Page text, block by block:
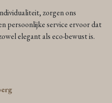
zorgen ons
persoonlijke service ervoor dat
elegant als eco-bewust is.